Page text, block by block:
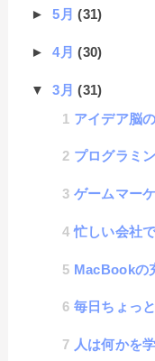
►5月(31)
►4月(30)
▼3月(31)
アイデア脳
プログラミング
ゲームマー
忙しい会社で人
MacBookの
毎日ちょっとだけしん
人は何かを学